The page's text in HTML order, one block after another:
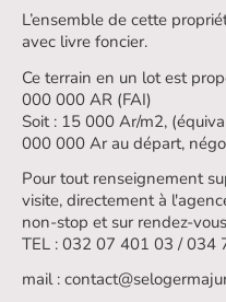
L’ensemble de cette
avec livre foncier.
Ce terrain en un lot est
000 000 AR (FAI)
Soit : 15 000 Ar/m2,
000 000 Ar au départ,
Pour tout renseignement
visite, directement à
non-stop et sur rendez-vous
TEL : 032 07 401 03 / 034
mail :